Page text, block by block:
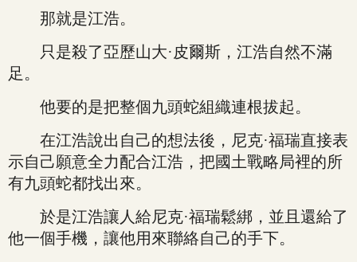
那就是江浩。
只是殺了亞歷山大·皮爾斯，江浩自然不滿
足。
他要的是把整個九頭蛇組織連根拔起。
在江浩說出自己的想法後，尼克·福瑞直接表
示自己願意全力配合江浩，把國土戰略局裡的所
有九頭蛇都找出來。
於是江浩讓人給尼克·福瑞鬆綁，並且還給了
他一個手機，讓他用來聯絡自己的手下。